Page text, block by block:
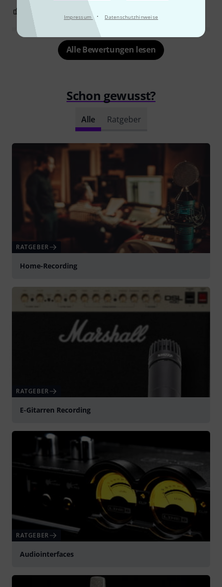
Impressum · Datenschutzhinweise
BEWERTUNG MELDEN
Alle Bewertungen lesen
Schon gewusst?
Alle Ratgeber
RATGEBER
Home-Recording
RATGEBER
E-Gitarren Recording
RATGEBER
Audiointerfaces